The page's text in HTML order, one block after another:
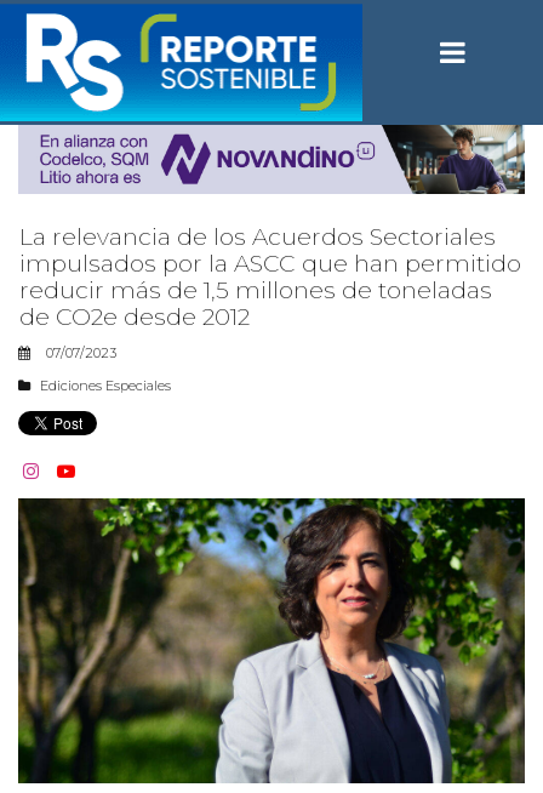
La relevancia de los Acuerdos Sectoriales
impulsados por la ASCC que han permitido
reducir más de 1,5 millones de toneladas
de CO2e desde 2012
07/07/2023
Ediciones Especiales
 